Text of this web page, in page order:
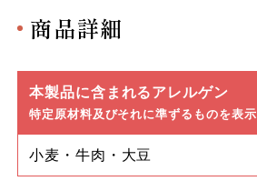
商品詳細
本製品に含まれるアレルゲン
特定原材料及びそれに準ずるものを表示
小麦・牛肉・大豆